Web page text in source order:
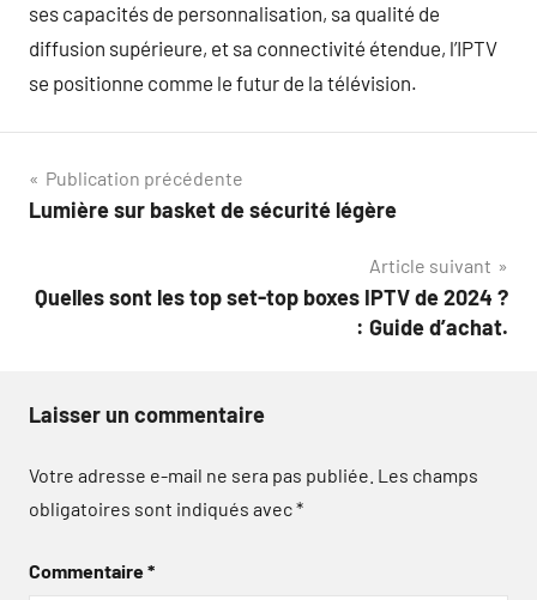
ses capacités de personnalisation, sa qualité de
diffusion supérieure, et sa connectivité étendue, l’IPTV
se positionne comme le futur de la télévision.
Navigation
de
Publication précédente
Lumière sur basket de sécurité légère
Article suivant
Quelles sont les top set-top boxes IPTV de 2024 ?
: Guide d’achat.
Laisser un commentaire
Votre adresse e-mail ne sera pas publiée. Les champs
obligatoires sont indiqués avec*
Commentaire*